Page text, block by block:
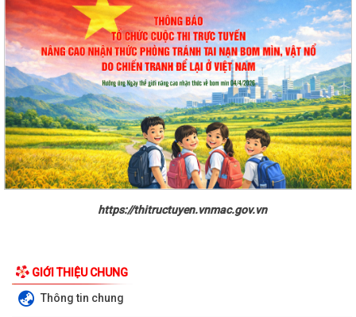
https://thitructuyen.vnmac.gov.vn
GIỚI THIỆU CHUNG
Thông tin chung